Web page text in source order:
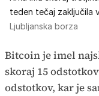
teden tečaj zaključila
Ljubljanska borza
Bitcoin je imel
skoraj 15
odstotkov, kar je